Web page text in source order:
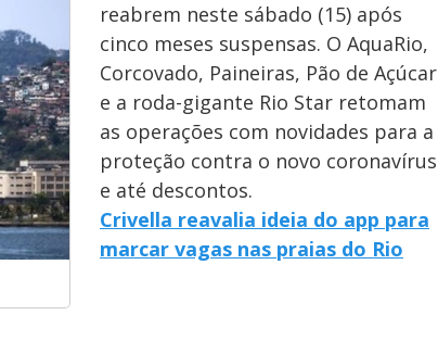
reabrem neste sábado (15) após
cinco meses suspensas. O AquaRio,
Corcovado, Paineiras, Pão de Açúcar
e a roda-gigante Rio Star retomam
as operações com novidades para a
proteção contra o novo coronavírus
e até descontos.
Crivella reavalia ideia do app para
marcar vagas nas praias do Rio